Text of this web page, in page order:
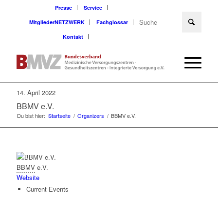
Presse
Service
MitgliederNETZWERK
Fachglossar
Kontakt
14. April 2022
BBMV e.V.
Du bist hier: Startseite / Organizers / BBMV e.V.
BBMVe.V.
Website
Current Events